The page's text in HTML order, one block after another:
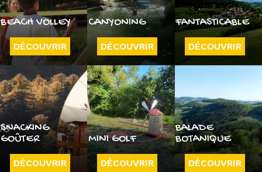
BEACH VOLLEY
DÉCOUVRIR
CANYONING
DÉCOUVRIR
FANTASTICABLE
DÉCOUVRIR
SNACKING
GOÛTER
DÉCOUVRIR
MINI GOLF
DÉCOUVRIR
BALADE
BOTANIQUE
DÉCOUVRIR